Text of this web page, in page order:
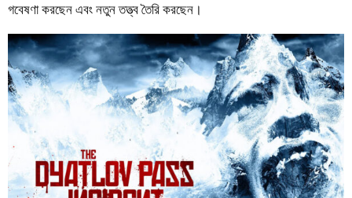
গবেষণা করছেন এবং নতুন তত্ত্ব তৈরি করছেন।